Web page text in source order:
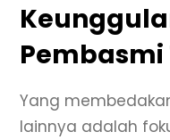
Pembasmi
Yang
lainnya adalah